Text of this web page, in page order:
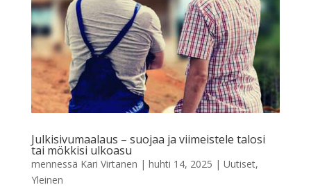
Julkisivumaalaus – suojaa ja viimeistele talosi
tai mökkisi ulkoasu
mennessä Kari Virtanen | huhti 14, 2025 | Uutiset,
Yleinen